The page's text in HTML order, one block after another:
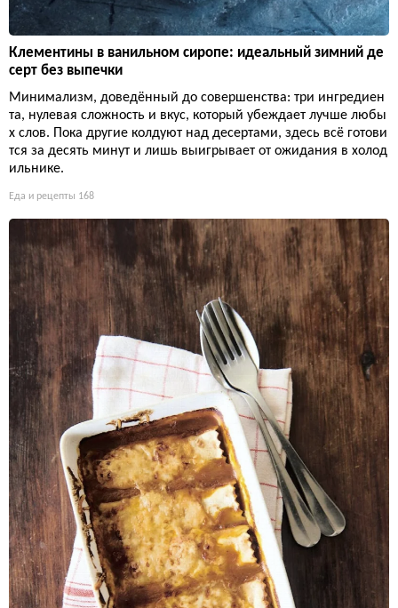
Клементины в ванильном сиропе: идеальный зимний де
серт без выпечки
Минимализм, доведённый до совершенства: три ингредиен
та, нулевая сложность и вкус, который убеждает лучше любы
х слов. Пока другие колдуют над десертами, здесь всё готови
тся за десять минут и лишь выигрывает от ожидания в холод
ильнике.
Еда и рецепты 168